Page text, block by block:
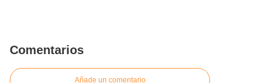
Comentarios
Añade un comentario